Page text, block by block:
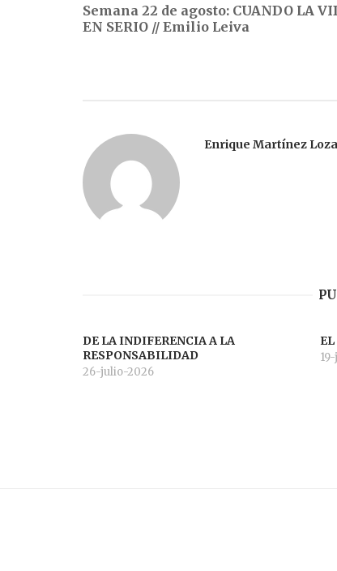
de
Semana 22 de agosto: CUANDO LA
EN SERIO // Emilio Leiva
Enrique Martínez
DE LA INDIFERENCIA A LA
RESPONSABILIDAD
26-julio-2026
EL